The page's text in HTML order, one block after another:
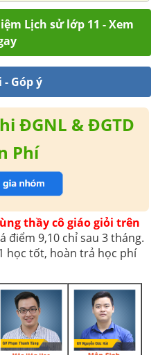
Lịch sử lớp 11 - Xem
- Góp ý
ĐGNL & ĐGTD
Phí
thầy cô giáo giỏi trên
điểm 9,10 chỉ sau 3 tháng.
học tốt, hoàn trả học phí